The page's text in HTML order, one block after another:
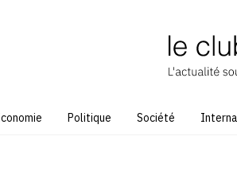
Politique Société